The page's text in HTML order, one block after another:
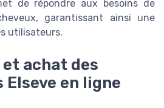
de répondre aux besoins de
garantissant ainsi une
utilisateurs.
achat des
Elseve en ligne